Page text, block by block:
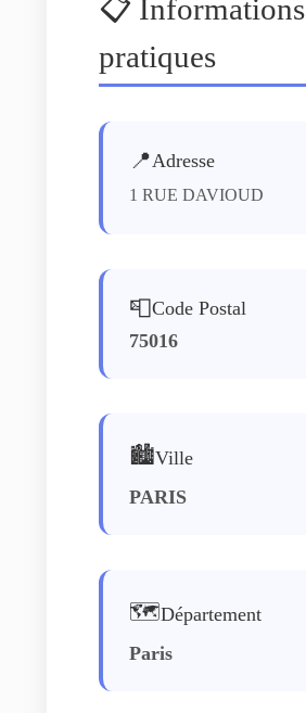
📋 Informations
pratiques
📍Adresse
1 RUE DAVIOUD
📮Code Postal
75016
🏙️Ville
PARIS
🗺️Département
Paris